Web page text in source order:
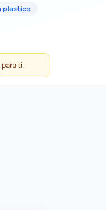
plastico
ti.